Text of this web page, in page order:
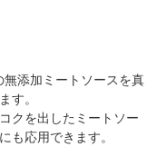
添加ミートソースを真
す。
クを出したミートソー
も応用できます。